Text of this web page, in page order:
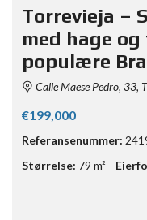
Torrevieja –
med hage
populære
Calle Maese Pedro, 33,
€199,000
Referansenummer:
Størrelse: 79 m²